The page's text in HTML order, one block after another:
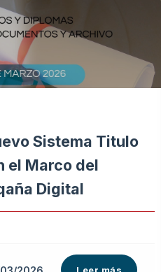
Sistema Titulo
el Marco del
Digital